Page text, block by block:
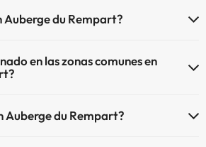
Auberge du Rempart?
en las zonas comunes en
Auberge du Rempart?